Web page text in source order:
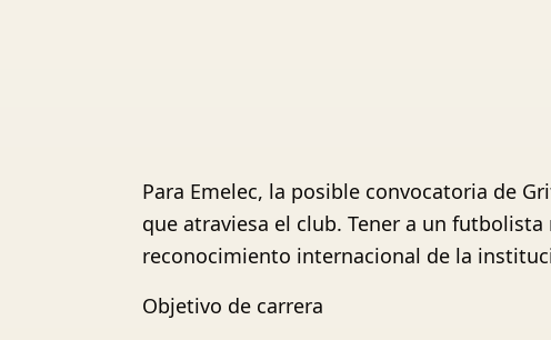
Para Emelec, la posible convocatoria de
que atraviesa el club. Tener a un
reconocimiento internacional de la
Objetivo de carrera